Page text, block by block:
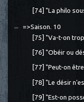
[74] "La philo
=>Saison. 10
[75] "Va-t-on
[76] "Obéir ou
[77] "Peut-on
[78] "Le désir
[79] "Est-on